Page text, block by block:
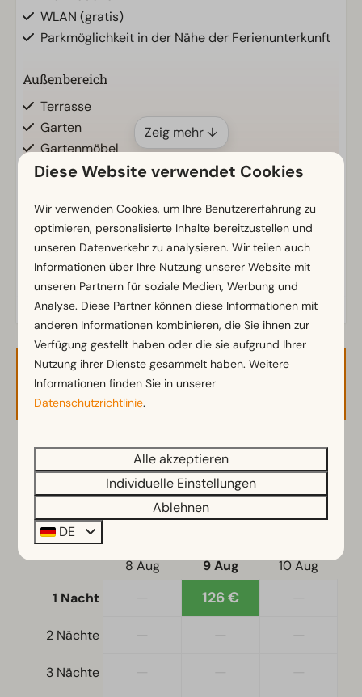
WLAN (gratis)
Parkmöglichkeit in der Nähe der Ferienunterkunft
Außenbereich
Terrasse
Garten
Gartenmöbel
Veranda
Küche
Wasserkocher
Freistehend
Schlafzimmer
Einzelbettdecken und Kissen
Doppelbetten: 1
Heizung und Kühlung
Zeig mehr ↓
Energielabel(s)
Verfügbarkeit und Preis
Mo
8 Aug
9 Aug
10 Aug
1 Nacht
126 €
2 Nächte
3 Nächte
Diese Website verwendet Cookies
Wir verwenden Cookies, um Ihre Benutzererfahrung zu
optimieren, personalisierte Inhalte bereitzustellen und
unseren Datenverkehr zu analysieren. Wir teilen auch
Informationen über Ihre Nutzung unserer Website mit
unseren Partnern für soziale Medien, Werbung und
Analyse. Diese Partner können diese Informationen mit
anderen Informationen kombinieren, die Sie ihnen zur
Verfügung gestellt haben oder die sie aufgrund Ihrer
Nutzung ihrer Dienste gesammelt haben. Weitere
Informationen finden Sie in unserer
Datenschutzrichtlinie.
Alle akzeptieren
Individuelle Einstellungen
Ablehnen
DE